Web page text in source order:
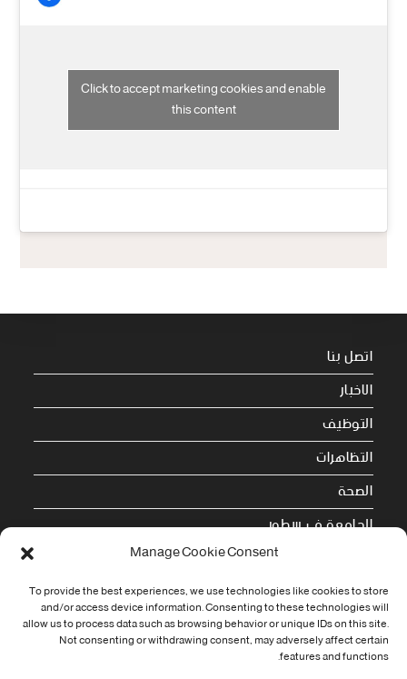
Manage Cookie Consent
To provide the best experiences, we use technologies like cookies to store
and/or access device information. Consenting to these technologies will
allow us to process data such as browsing behavior or unique IDs on this site.
Not consenting or withdrawing consent, may adversely affect certain
features and functions.
Click to accept marketing cookies and enable
this content
اتصل بنا
الاخبار
التوظيف
التظاهرات
الصحة
الجامعة في سطور
Cookie Policy (EU)
معلومات الاتصال
Address:
جامعة العربي التبسي طريق قسنطينة - تبسة